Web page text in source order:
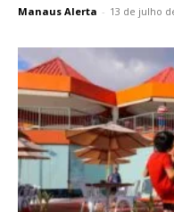
Manaus Alerta - 13 de julho